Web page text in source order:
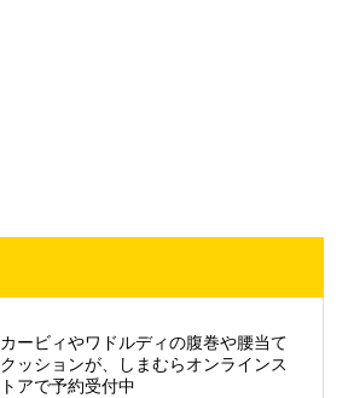
カービィやワドルディの腹巻や腰当て
クッションが、しまむらオンラインス
トアで予約受付中